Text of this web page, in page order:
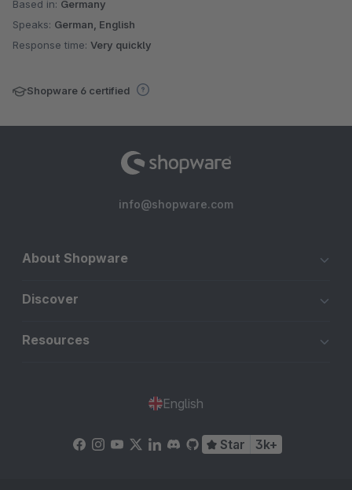
Based in: Germany
Speaks: German, English
Response time: Very quickly
Shopware 6 certified
info@shopware.com
About Shopware
Discover
Resources
English
Star 3k+